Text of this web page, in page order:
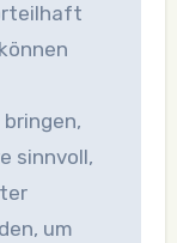
sinnvoll,
um